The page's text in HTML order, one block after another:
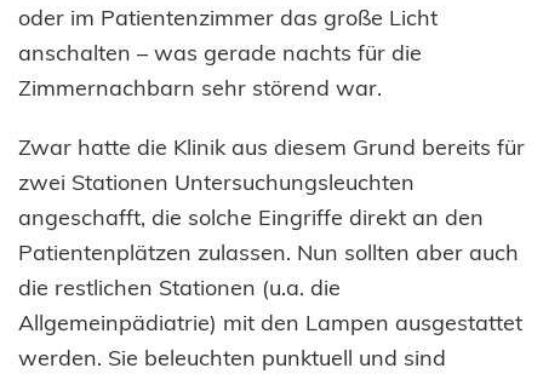
oder im Patientenzimmer das große Licht
anschalten – was gerade nachts für die
Zimmernachbarn sehr störend war.
Zwar hatte die Klinik aus diesem Grund bereits für
zwei Stationen Untersuchungsleuchten
angeschafft, die solche Eingriffe direkt an den
Patientenplätzen zulassen. Nun sollten aber auch
die restlichen Stationen (u.a. die
Allgemeinpädiatrie) mit den Lampen ausgestattet
werden. Sie beleuchten punktuell und sind